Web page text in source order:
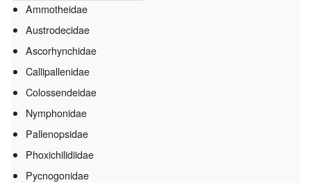
Ammotheidae
Austrodecidae
Ascorhynchidae
Callipallenidae
Colossendeidae
Nymphonidae
Pallenopsidae
Phoxichilidiidae
Pycnogonidae